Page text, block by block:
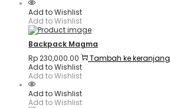
Add to Wishlist
Add to Wishlist
Backpack Magma
Rp230,000.00
Tambah ke keranjang
Add to Wishlist
Add to Wishlist
Add to Wishlist
Add to Wishlist